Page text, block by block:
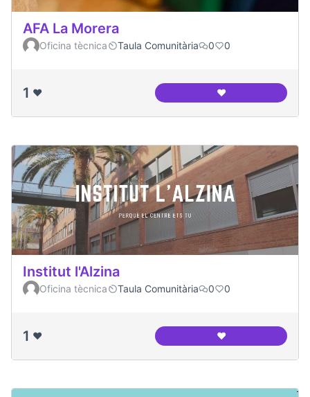
AFA La Morera
Oficina tècnica Taula Comunitària 0 0
1 ❤️ ❤️AFA La Morera
Institut l'Alzina
Oficina tècnica Taula Comunitària 0 0
1 ❤️ ❤️Institut l'Alzina